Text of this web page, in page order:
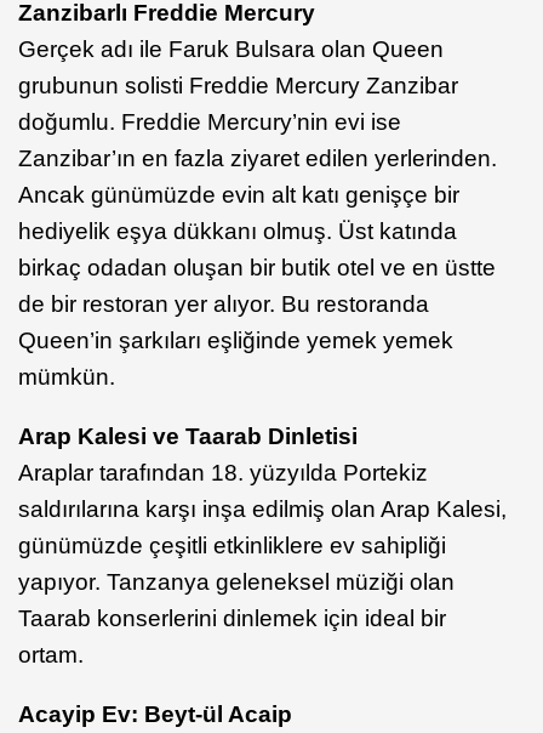
Zanzibarlı Freddie Mercury
Gerçek adı ile Faruk Bulsara olan Queen
grubunun solisti Freddie Mercury Zanzibar
doğumlu. Freddie Mercury’nin evi ise
Zanzibar’ın en fazla ziyaret edilen yerlerinden.
Ancak günümüzde evin alt katı genişçe bir
hediyelik eşya dükkanı olmuş. Üst katında
birkaç odadan oluşan bir butik otel ve en üstte
de bir restoran yer alıyor. Bu restoranda
Queen’in şarkıları eşliğinde yemek yemek
mümkün.
Arap Kalesi ve Taarab Dinletisi
Araplar tarafından 18. yüzyılda Portekiz
saldırılarına karşı inşa edilmiş olan Arap Kalesi,
günümüzde çeşitli etkinliklere ev sahipliği
yapıyor. Tanzanya geleneksel müziği olan
Taarab konserlerini dinlemek için ideal bir
ortam.
Acayip Ev: Beyt-ül Acaip